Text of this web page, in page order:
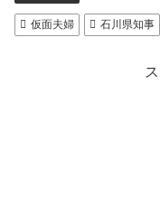
仮面夫婦 石川県知事